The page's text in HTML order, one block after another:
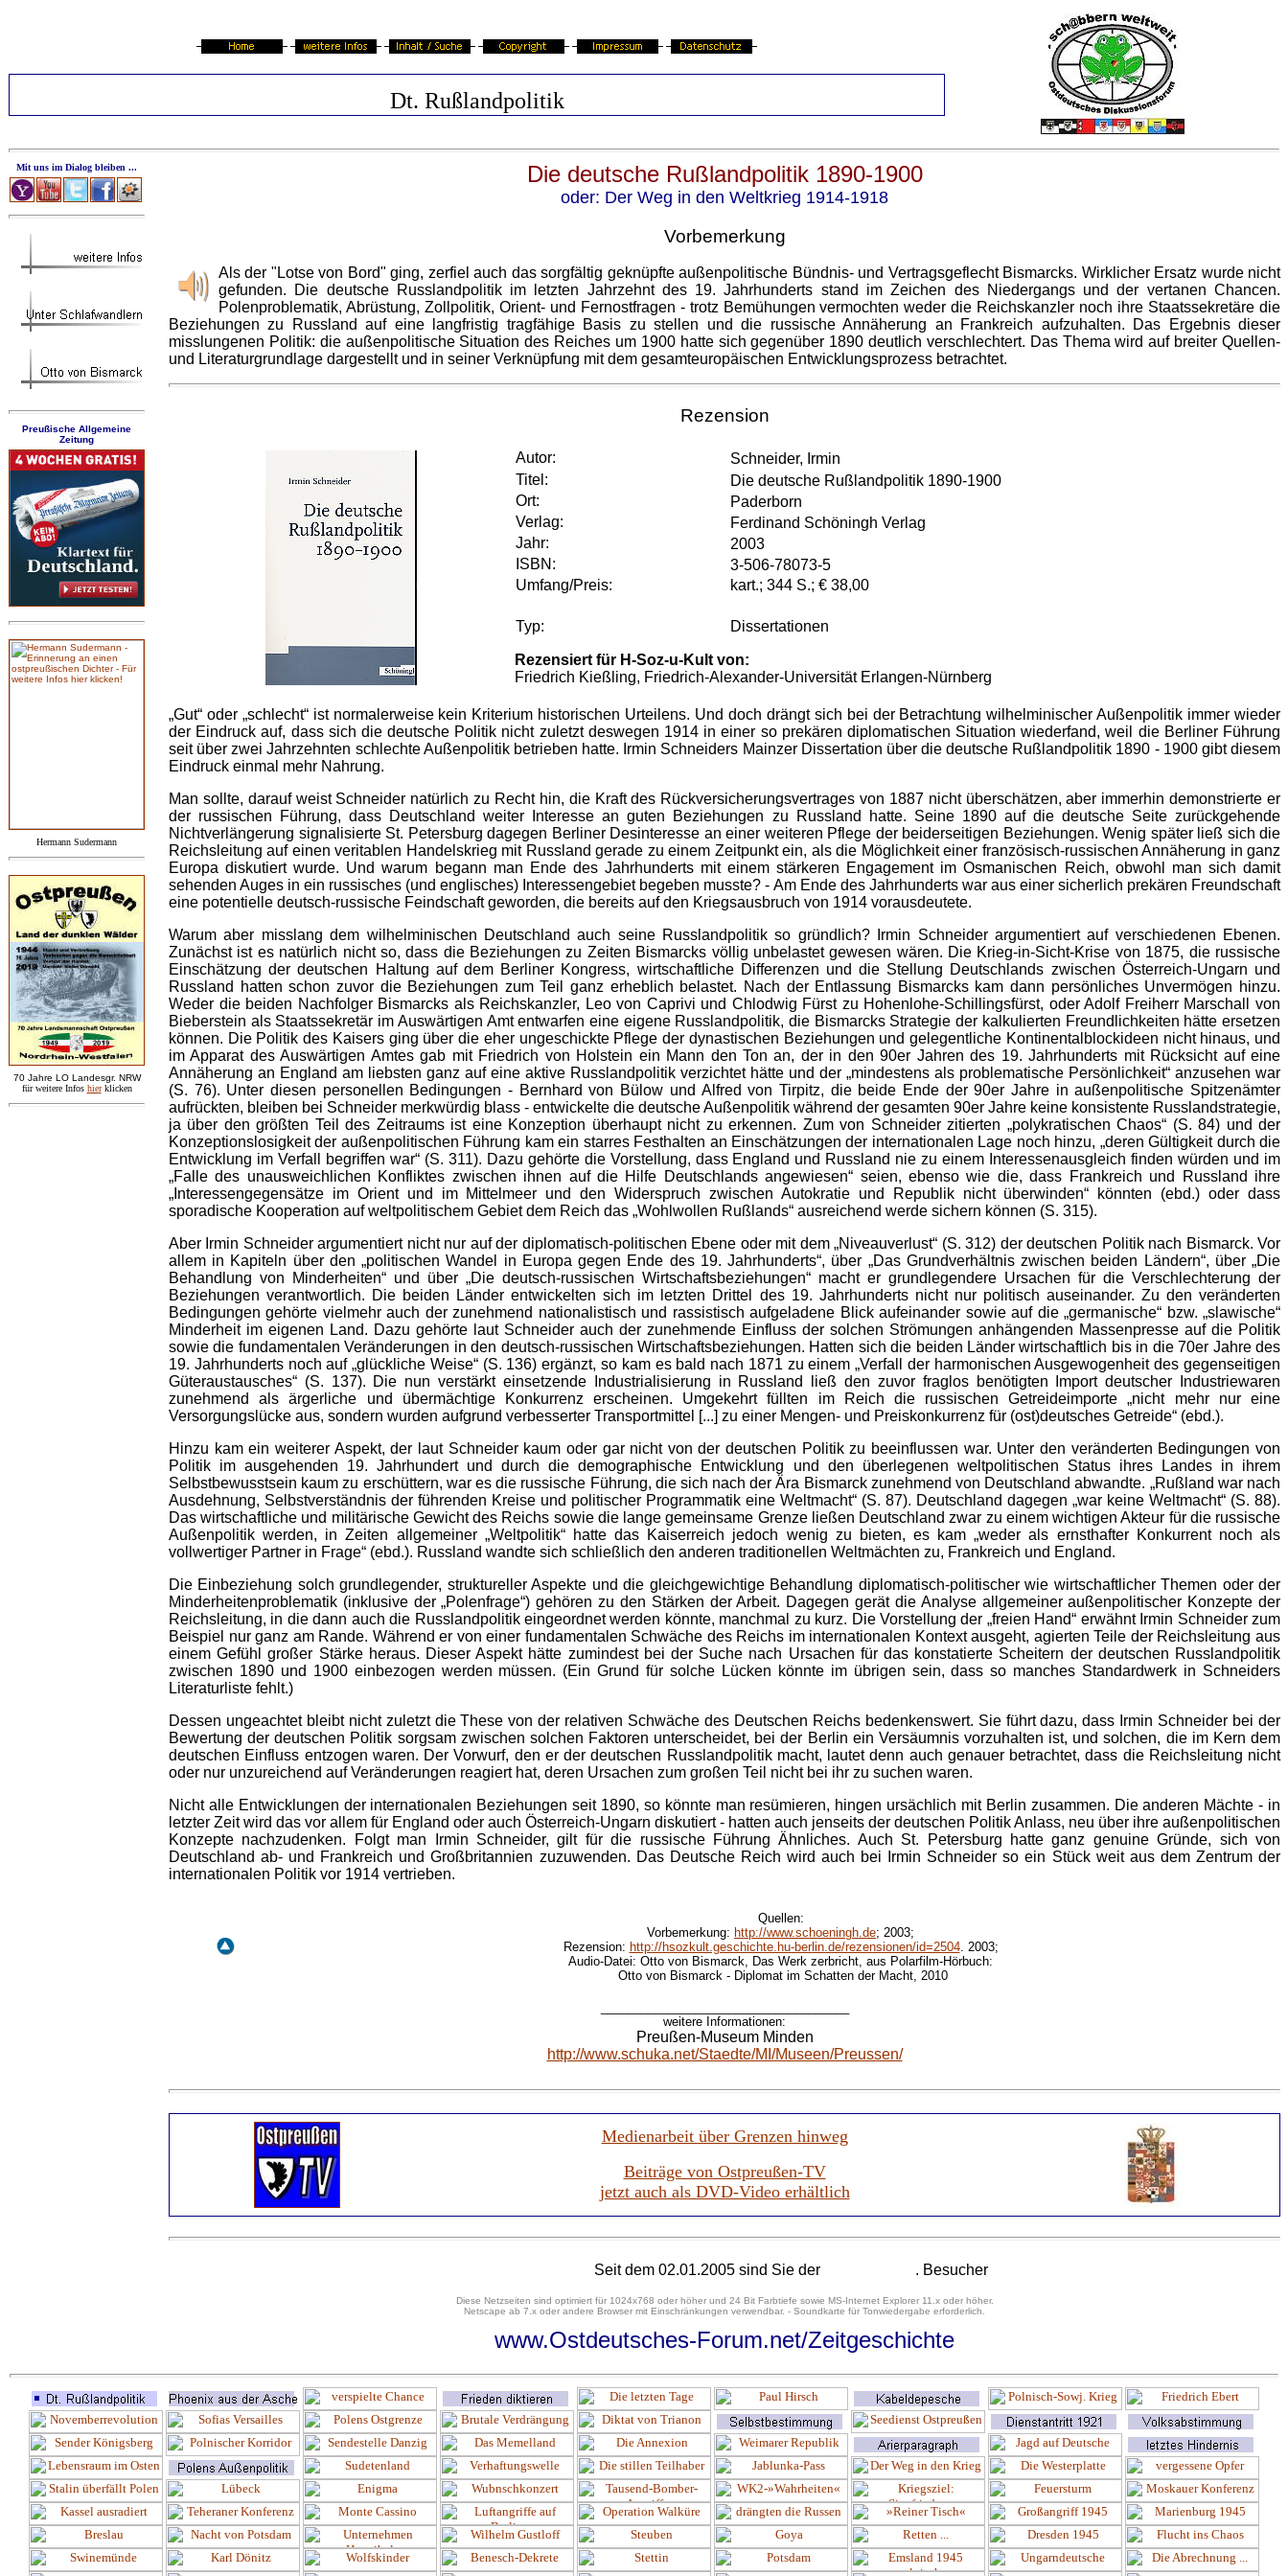
Dt. Rußlandpolitik
Mit uns im Dialog bleiben ...
Preußische Allgemeine
Zeitung
Hermann Sudermann
70 Jahre LO Landesgr. NRW
für weitere Infos hier klicken
Die deutsche Rußlandpolitik1890-1900
oder: Der Weg in den Weltkrieg 1914-1918
Vorbemerkung
Als der "Lotse von Bord" ging, zerfiel auch das sorgfältig geknüpfte außenpolitische Bündnis- und Vertragsgeflecht Bismarcks. Wirklicher Ersatz wurde nicht
gefunden. Die deutsche Russlandpolitik im letzten Jahrzehnt des 19. Jahrhunderts stand im Zeichen des Niedergangs und der vertanen Chancen.
Polenproblematik, Abrüstung, Zollpolitik, Orient- und Fernostfragen - trotz Bemühungen vermochten weder die Reichskanzler noch ihre Staatssekretäre die
Beziehungen zu Russland auf eine langfristig tragfähige Basis zu stellen und die russische Annäherung an Frankreich aufzuhalten. Das Ergebnis dieser
misslungenen Politik: die außenpolitische Situation des Reiches um 1900 hatte sich gegenüber 1890 deutlich verschlechtert. Das Thema wird auf breiter Quellen-
und Literaturgrundlage dargestellt und in seiner Verknüpfung mit dem gesamteuropäischen Entwicklungsprozess betrachtet.
Rezension
Autor:
Schneider, Irmin
Titel:
Die deutsche Rußlandpolitik 1890-1900
Ort:
Paderborn
Verlag:
Ferdinand Schöningh Verlag
Jahr:
2003
ISBN:
3-506-78073-5
Umfang/Preis:
kart.; 344 S.; € 38,00
Typ: Dissertationen
Rezensiert für H-Soz-u-Kult von:
Friedrich Kießling, Friedrich-Alexander-Universität Erlangen-Nürnberg
„Gut“ oder „schlecht“ ist normalerweise kein Kriterium historischen Urteilens. Und doch drängt sich bei der Betrachtung wilhelminischer Außenpolitik immer wieder
der Eindruck auf, dass sich die deutsche Politik nicht zuletzt deswegen 1914 in einer so prekären diplomatischen Situation wiederfand, weil die Berliner Führung
seit über zwei Jahrzehnten schlechte Außenpolitik betrieben hatte. Irmin Schneiders Mainzer Dissertation über die deutsche Rußlandpolitik 1890 - 1900 gibt diesem
Eindruck einmal mehr Nahrung.
Man sollte, darauf weist Schneider natürlich zu Recht hin, die Kraft des Rückversicherungsvertrages von 1887 nicht überschätzen, aber immerhin demonstrierte er
der russischen Führung, dass Deutschland weiter Interesse an guten Beziehungen zu Russland hatte. Seine 1890 auf die deutsche Seite zurückgehende
Nichtverlängerung signalisierte St. Petersburg dagegen Berliner Desinteresse an einer weiteren Pflege der beiderseitigen Beziehungen. Wenig später ließ sich die
Reichsleitung auf einen veritablen Handelskrieg mit Russland gerade zu einem Zeitpunkt ein, als die Möglichkeit einer französisch-russischen Annäherung in ganz
Europa diskutiert wurde. Und warum begann man Ende des Jahrhunderts mit einem stärkeren Engagement im Osmanischen Reich, obwohl man sich damit
sehenden Auges in ein russisches (und englisches) Interessengebiet begeben musste? - Am Ende des Jahrhunderts war aus einer sicherlich prekären Freundschaft
eine potentielle deutsch-russische Feindschaft geworden, die bereits auf den Kriegsausbruch von 1914 vorausdeutete.
Warum aber misslang dem wilhelminischen Deutschland auch seine Russlandpolitik so gründlich? Irmin Schneider argumentiert auf verschiedenen Ebenen.
Zunächst ist es natürlich nicht so, dass die Beziehungen zu Zeiten Bismarcks völlig unbelastet gewesen wären. Die Krieg-in-Sicht-Krise von 1875, die russische
Einschätzung der deutschen Haltung auf dem Berliner Kongress, wirtschaftliche Differenzen und die Stellung Deutschlands zwischen Österreich-Ungarn und
Russland hatten schon zuvor die Beziehungen zum Teil ganz erheblich belastet. Nach der Entlassung Bismarcks kam dann persönliches Unvermögen hinzu.
Weder die beiden Nachfolger Bismarcks als Reichskanzler, Leo von Caprivi und Chlodwig Fürst zu Hohenlohe-Schillingsfürst, oder Adolf Freiherr Marschall von
Bieberstein als Staatssekretär im Auswärtigen Amt entwarfen eine eigene Russlandpolitik, die Bismarcks Strategie der kalkulierten Freundlichkeiten hätte ersetzen
können. Die Politik des Kaisers ging über die eher ungeschickte Pflege der dynastischen Beziehungen und gelegentliche Kontinentalblockideen nicht hinaus, und
im Apparat des Auswärtigen Amtes gab mit Friedrich von Holstein ein Mann den Ton an, der in den 90er Jahren des 19. Jahrhunderts mit Rücksicht auf eine
Annäherung an England am liebsten ganz auf eine aktive Russlandpolitik verzichtet hätte und der „mindestens als problematische Persönlichkeit“ anzusehen war
(S. 76). Unter diesen personellen Bedingungen - Bernhard von Bülow und Alfred von Tirpitz, die beide Ende der 90er Jahre in außenpolitische Spitzenämter
aufrückten, bleiben bei Schneider merkwürdig blass - entwickelte die deutsche Außenpolitik während der gesamten 90er Jahre keine konsistente Russlandstrategie,
ja über den größten Teil des Zeitraums ist eine Konzeption überhaupt nicht zu erkennen. Zum von Schneider zitierten „polykratischen Chaos“ (S. 84) und der
Konzeptionslosigkeit der außenpolitischen Führung kam ein starres Festhalten an Einschätzungen der internationalen Lage noch hinzu, „deren Gültigkeit durch die
Entwicklung im Verfall begriffen war“ (S. 311). Dazu gehörte die Vorstellung, dass England und Russland nie zu einem Interessenausgleich finden würden und im
„Falle des unausweichlichen Konfliktes zwischen ihnen auf die Hilfe Deutschlands angewiesen“ seien, ebenso wie die, dass Frankreich und Russland ihre
„Interessengegensätze im Orient und im Mittelmeer und den Widerspruch zwischen Autokratie und Republik nicht überwinden“ könnten (ebd.) oder dass
sporadische Kooperation auf weltpolitischem Gebiet dem Reich das „Wohlwollen Rußlands“ ausreichend werde sichern können (S. 315).
Aber Irmin Schneider argumentiert nicht nur auf der diplomatisch-politischen Ebene oder mit dem „Niveauverlust“ (S. 312) der deutschen Politik nach Bismarck. Vor
allem in Kapiteln über den „politischen Wandel in Europa gegen Ende des 19. Jahrhunderts“, über „Das Grundverhältnis zwischen beiden Ländern“, über „Die
Behandlung von Minderheiten“ und über „Die deutsch-russischen Wirtschaftsbeziehungen“ macht er grundlegendere Ursachen für die Verschlechterung der
Beziehungen verantwortlich. Die beiden Länder entwickelten sich im letzten Drittel des 19. Jahrhunderts nicht nur politisch auseinander. Zu den veränderten
Bedingungen gehörte vielmehr auch der zunehmend nationalistisch und rassistisch aufgeladene Blick aufeinander sowie auf die „germanische“ bzw. „slawische“
Minderheit im eigenen Land. Dazu gehörte laut Schneider auch der zunehmende Einfluss der solchen Strömungen anhängenden Massenpresse auf die Politik
sowie die fundamentalen Veränderungen in den deutsch-russischen Wirtschaftsbeziehungen. Hatten sich die beiden Länder wirtschaftlich bis in die 70er Jahre des
19. Jahrhunderts noch auf „glückliche Weise“ (S. 136) ergänzt, so kam es bald nach 1871 zu einem „Verfall der harmonischen Ausgewogenheit des gegenseitigen
Güteraustausches“ (S. 137). Die nun verstärkt einsetzende Industrialisierung in Russland ließ den zuvor fraglos benötigten Import deutscher Industriewaren
zunehmend als ärgerliche und übermächtige Konkurrenz erscheinen. Umgekehrt füllten im Reich die russischen Getreideimporte „nicht mehr nur eine
Versorgungslücke aus, sondern wurden aufgrund verbesserter Transportmittel [...] zu einer Mengen- und Preiskonkurrenz für (ost)deutsches Getreide“ (ebd.).
Hinzu kam ein weiterer Aspekt, der laut Schneider kaum oder gar nicht von der deutschen Politik zu beeinflussen war. Unter den veränderten Bedingungen von
Politik im ausgehenden 19. Jahrhundert und durch die demographische Entwicklung und den überlegenen weltpolitischen Status ihres Landes in ihrem
Selbstbewusstsein kaum zu erschüttern, war es die russische Führung, die sich nach der Ära Bismarck zunehmend von Deutschland abwandte. „Rußland war nach
Ausdehnung, Selbstverständnis der führenden Kreise und politischer Programmatik eine Weltmacht“ (S. 87). Deutschland dagegen „war keine Weltmacht“ (S. 88).
Das wirtschaftliche und militärische Gewicht des Reichs sowie die lange gemeinsame Grenze ließen Deutschland zwar zu einem wichtigen Akteur für die russische
Außenpolitik werden, in Zeiten allgemeiner „Weltpolitik“ hatte das Kaiserreich jedoch wenig zu bieten, es kam „weder als ernsthafter Konkurrent noch als
vollwertiger Partner in Frage“ (ebd.). Russland wandte sich schließlich den anderen traditionellen Weltmächten zu, Frankreich und England.
Die Einbeziehung solch grundlegender, struktureller Aspekte und die gleichgewichtige Behandlung diplomatisch-politischer wie wirtschaftlicher Themen oder der
Minderheitenproblematik (inklusive der „Polenfrage“) gehören zu den Stärken der Arbeit. Dagegen gerät die Analyse allgemeiner außenpolitischer Konzepte der
Reichsleitung, in die dann auch die Russlandpolitik eingeordnet werden könnte, manchmal zu kurz. Die Vorstellung der „freien Hand“ erwähnt Irmin Schneider zum
Beispiel nur ganz am Rande. Während er von einer fundamentalen Schwäche des Reichs im internationalen Kontext ausgeht, agierten Teile der Reichsleitung aus
einem Gefühl großer Stärke heraus. Dieser Aspekt hätte zumindest bei der Suche nach Ursachen für das konstatierte Scheitern der deutschen Russlandpolitik
zwischen 1890 und 1900 einbezogen werden müssen. (Ein Grund für solche Lücken könnte im übrigen sein, dass so manches Standardwerk in Schneiders
Literaturliste fehlt.)
Dessen ungeachtet bleibt nicht zuletzt die These von der relativen Schwäche des Deutschen Reichs bedenkenswert. Sie führt dazu, dass Irmin Schneider bei der
Bewertung der deutschen Politik sorgsam zwischen solchen Faktoren unterscheidet, bei der Berlin ein Versäumnis vorzuhalten ist, und solchen, die im Kern dem
deutschen Einfluss entzogen waren. Der Vorwurf, den er der deutschen Russlandpolitik macht, lautet denn auch genauer betrachtet, dass die Reichsleitung nicht
oder nur unzureichend auf Veränderungen reagiert hat, deren Ursachen zum großen Teil nicht bei ihr zu suchen waren.
Nicht alle Entwicklungen der internationalen Beziehungen seit 1890, so könnte man resümieren, hingen ursächlich mit Berlin zusammen. Die anderen Mächte - in
letzter Zeit wird das vor allem für England oder auch Österreich-Ungarn diskutiert - hatten auch jenseits der deutschen Politik Anlass, neu über ihre außenpolitischen
Konzepte nachzudenken. Folgt man Irmin Schneider, gilt für die russische Führung Ähnliches. Auch St. Petersburg hatte ganz genuine Gründe, sich von
Deutschland ab- und Frankreich und Großbritannien zuzuwenden. Das Deutsche Reich wird auch bei Irmin Schneider so ein Stück weit aus dem Zentrum der
internationalen Politik vor 1914 vertrieben.
Quellen:
Vorbemerkung: http://www.schoeningh.de; 2003;
Rezension: http://hsozkult.geschichte.hu-berlin.de/rezensionen/id=2504. 2003;
Audio-Datei: Otto von Bismarck, Das Werk zerbricht, aus Polarfilm-Hörbuch:
Otto von Bismarck - Diplomat im Schatten der Macht, 2010
weitere Informationen:
Preußen-Museum Minden
http://www.schuka.net/Staedte/MI/Museen/Preussen/
Medienarbeit über Grenzen hinweg
Beiträge von Ostpreußen-TV
jetzt auch als DVD-Video erhältlich
Seit dem 02.01.2005 sind Sie der . Besucher
Diese Netzseiten sind optimiert für 1024x768 oder höher und 24 Bit Farbtiefe sowie MS-Internet Explorer 11.x oder höher.
Netscape ab 7.x oder andere Browser mit Einschränkungen verwendbar. - Soundkarte für Tonwiedergabe erforderlich.
www.Ostdeutsches-Forum.net/Zeitgeschichte